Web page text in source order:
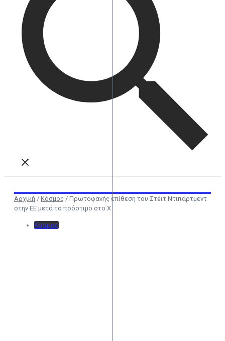
Αρχική / Κόσμος / Πρωτοφανής επίθεση του Στέιτ Ντιπάρτμεντ
στην ΕΕ μετά το πρόστιμο στο Χ
Κόσμος